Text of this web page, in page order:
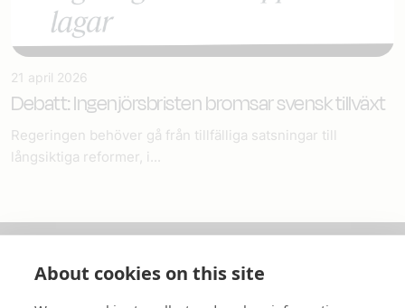
21 april 2026
Debatt: Ingenjörsbristen bromsar svensk tillväxt
Regeringen behöver gå från tillfälliga satsningar till
långsiktiga reformer, i...
About cookies on this site